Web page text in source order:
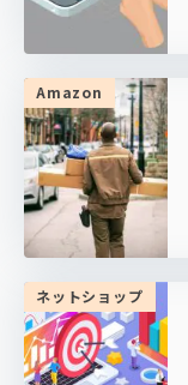
Amazon
ネットショップ